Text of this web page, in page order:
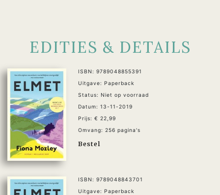
EDITIES & DETAILS
ISBN: 9789048855391
Uitgave: Paperback
Status: Niet op voorraad
Datum: 13-11-2019
Prijs: € 22,99
Omvang: 256 pagina's
Bestel
ISBN: 9789048843701
Uitgave: Paperback